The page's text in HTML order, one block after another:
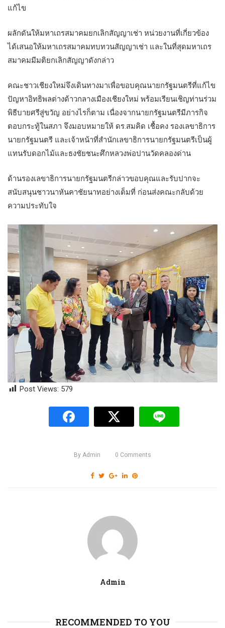
แก้ไข
ผลักดันให้มหาเถรสมาคมยกเลิกสัญญาเช่า หน่วยงานที่เกี่ยวข้อง
ได้เสนอให้มหาเถรสมาคมทบทวนสัญญาเช่า และในที่สุดมหาเถร
สมาคมมีมติยกเลิกสัญญาดังกล่าว
คณะชาวเชียงใหม่จึงเดินทางมาเพื่อขอบคุณนายกรัฐมนตรีที่แก้ไข
ปัญหาอิทธิพลต่างด้าวกลางเมืองเชียงใหม่ พร้อมเรียนเชิญท่านร่วม
พิธีบายศรีสู่ขวัญ อย่างไรก็ตาม เนื่องจากนายกรัฐมนตรีมีภารกิจ
ตอบกระทู้ในสภา จึงมอบหมายให้ ดร.สมคิด เชื้อคง รองเลขาธิการ
นายกรัฐมนตรี และเจ้าหน้าที่สำนักเลขาธิการนายกรัฐมนตรีเป็นผู้
แทนรับดอกไม้และธงชัยชนะศึกหลวงพ่อปานวัดคลองด่าน
ด้านรองเลขาธิการนายกรัฐมนตรีกล่าวขอบคุณและรับปากจะ
สนับสนุนชาวนาหันคาชัยนาทอย่างเต็มที่ ก่อนส่งคณะกลับด้วย
ความประทับใจ
Post Views: 579
By Admin 0 Comments
Admin
RECOMMENDED TO YOU